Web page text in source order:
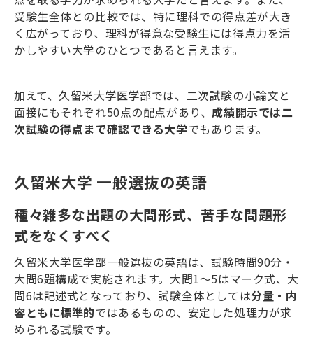
受験生全体との比較では、特に理科での得点差が大き
く広がっており、理科が得意な受験生には得点力を活
かしやすい大学のひとつであると言えます。
加えて、久留米大学医学部では、二次試験の小論文と
面接にもそれぞれ50点の配点があり、成績開示では二
次試験の得点まで確認できる大学でもあります。
久留米大学 一般選抜の英語
種々雑多な出題の大問形式、苦手な問題形
式をなくすべく
久留米大学医学部一般選抜の英語は、試験時間90分・
大問6題構成で実施されます。大問1〜5はマーク式、大
問6は記述式となっており、試験全体としては分量・内
容ともに標準的ではあるものの、安定した処理力が求
められる試験です。